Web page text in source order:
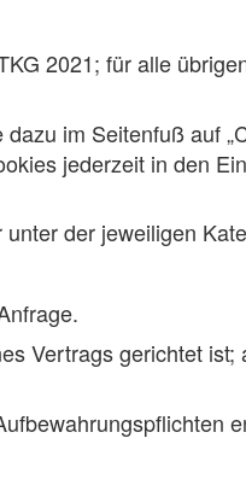
2021; für alle
im Seitenfuß auf
jederzeit in den
der jeweiligen
Vertrags gerichtet